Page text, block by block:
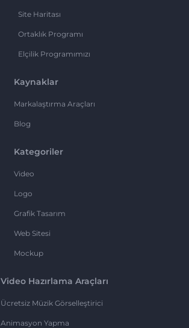
Site Haritası
Ortaklık Programı
Elçilik Programımızı
Kaynaklar
Markalaştırma Araçları
Blog
Kategoriler
Video
Logo
Grafik Tasarım
Web Sitesi
Mockup
Video Hazırlama Araçları
Ücretsiz Müzik Görselleştirici
Animasyon Yapma